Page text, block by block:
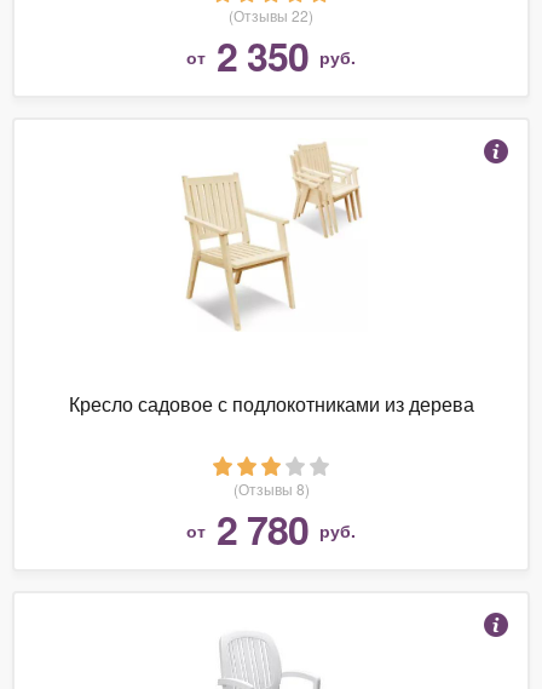
(Отзывы 22)
от 2 350 руб.
Кресло садовое с подлокотниками из дерева
(Отзывы 8)
от 2 780 руб.